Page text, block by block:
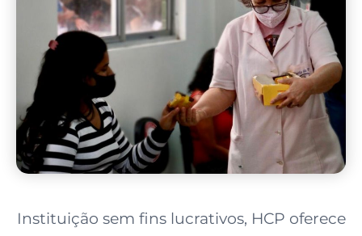
Instituição sem fins lucrativos, HCP oferece